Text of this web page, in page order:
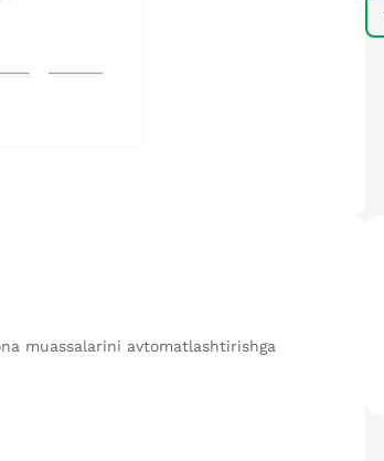
muassalarini avtomatlashtirishga